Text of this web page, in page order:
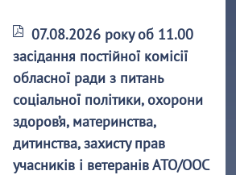
07.08.2026 року об 11.00
засідання постійної комісії
обласної ради з питань
соціальної політики, охорони
здоров’я, материнства,
дитинства, захисту прав
учасників і ветеранів АТО/ООС